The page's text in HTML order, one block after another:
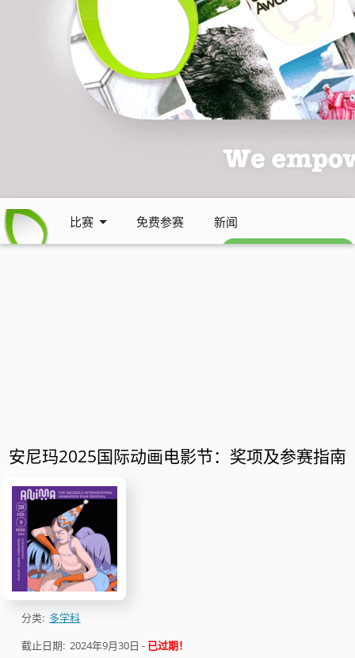
比赛 免费参赛 新闻
免费每周通讯 (英文)
安尼玛2025国际动画电影节：奖项及参赛指南
分类: 多学科
截止日期:2024年9月30日 - 已过期！